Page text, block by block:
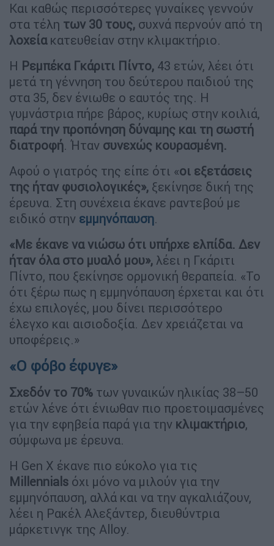
Και καθώς περισσότερες γυναίκες γεννούν
στα τέλη των 30 τους, συχνά περνούν από τη
λοχείακατευθείαν στην κλιμακτήριο.
Η Ρεμπέκα Γκάριτι Πίντο, 43 ετών, λέει ότι
μετά τη γέννηση του δεύτερου παιδιού της
στα 35, δεν ένιωθε ο εαυτός της. Η
γυμνάστρια πήρε βάρος, κυρίως στην κοιλιά,
παρά την προπόνηση δύναμης και τη σωστή
διατροφή. Ήταν συνεχώς κουρασμένη.
Αφού ο γιατρός της είπε ότι «οι εξετάσεις
της ήταν φυσιολογικές», ξεκίνησε δική της
έρευνα. Στη συνέχεια έκανε ραντεβού με
ειδικό στην εμμηνόπαυση.
«Με έκανε να νιώσω ότι υπήρχε ελπίδα. Δεν
ήταν όλα στο μυαλό μου», λέει η Γκάριτι
Πίντο, που ξεκίνησε ορμονική θεραπεία. «Το
ότι ξέρω πως η εμμηνόπαυση έρχεται και ότι
έχω επιλογές, μου δίνει περισσότερο
έλεγχο και αισιοδοξία. Δεν χρειάζεται να
υποφέρεις.»
«Ο φόβο έφυγε»
Σχεδόν το 70% των γυναικών ηλικίας 38–50
ετών λένε ότι ένιωθαν πιο προετοιμασμένες
για την εφηβεία παρά για την κλιμακτήριο,
σύμφωνα με έρευνα.
Η Gen Χ έκανε πιο εύκολο για τις
Millennials όχι μόνο να μιλούν για την
εμμηνόπαυση, αλλά και να την αγκαλιάζουν,
λέει η Ρακέλ Αλεξάντερ, διευθύντρια
μάρκετινγκ της Alloy.